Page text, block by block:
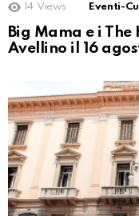
14 Views Eventi-
Big Mama e i The
Avellino il 16